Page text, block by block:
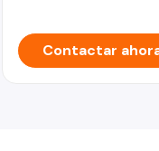
Contactar